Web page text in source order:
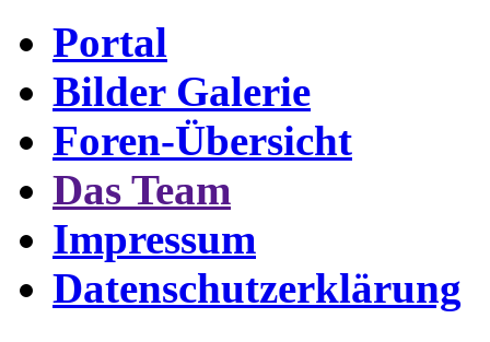
Portal
Bilder Galerie
Foren-Übersicht
Das Team
Impressum
Datenschutzerklärung